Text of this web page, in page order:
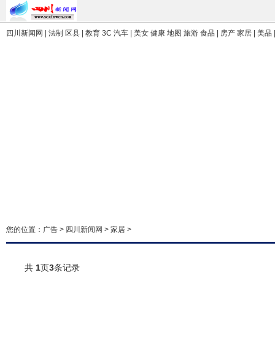
四川新闻网 | 法制 区县 | 教育 3C 汽车 | 美女 健康 地图 旅游 食品 | 房产 家居 | 美品
您的位置： 广告 > 四川新闻网 > 家居 >
共 1页3条记录